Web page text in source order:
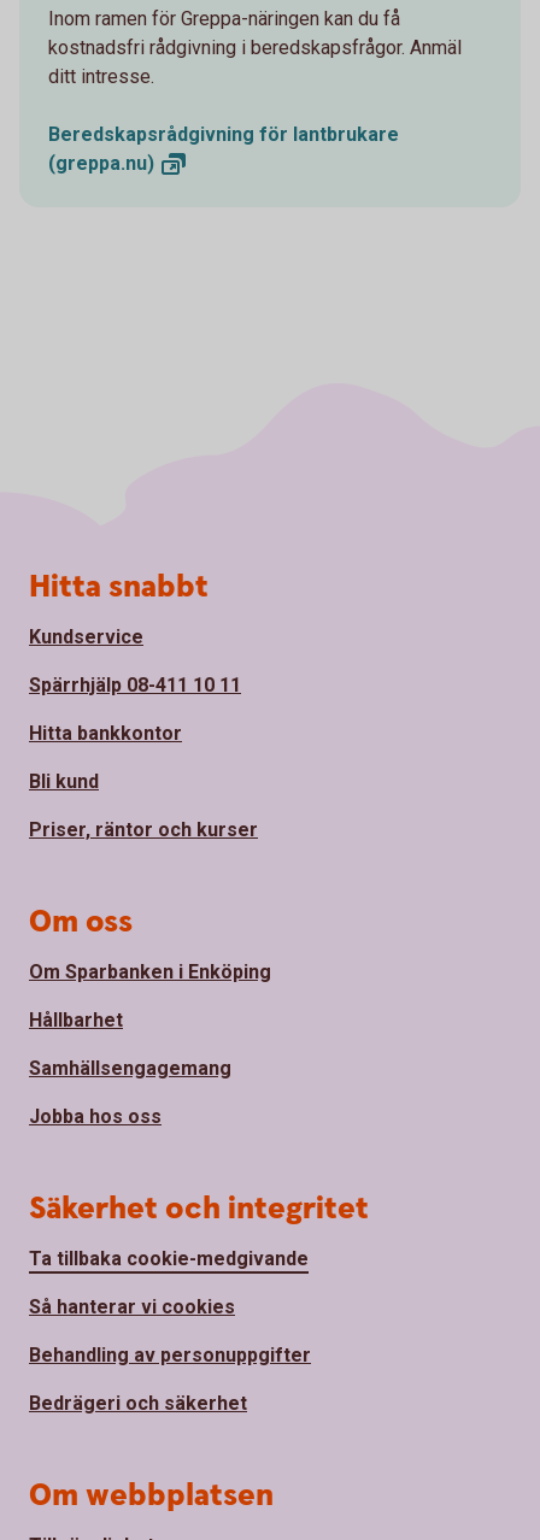
Inom ramen för Greppa-näringen kan du få
kostnadsfri rådgivning i beredskapsfrågor. Anmäl
ditt intresse.
Beredskapsrådgivning för lantbrukare
(greppa.nu)
Sidfot
Hitta snabbt
Kundservice
Spärrhjälp 08-411 10 11
Hitta bankkontor
Bli kund
Priser, räntor och kurser
Om oss
Om Sparbanken i Enköping
Hållbarhet
Samhällsengagemang
Jobba hos oss
Säkerhet och integritet
Ta tillbaka cookie-medgivande
Så hanterar vi cookies
Behandling av personuppgifter
Bedrägeri och säkerhet
Om webbplatsen